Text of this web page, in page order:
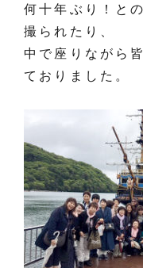
何十年ぶり！と
撮られたり、
中で座りながら
ておりました。